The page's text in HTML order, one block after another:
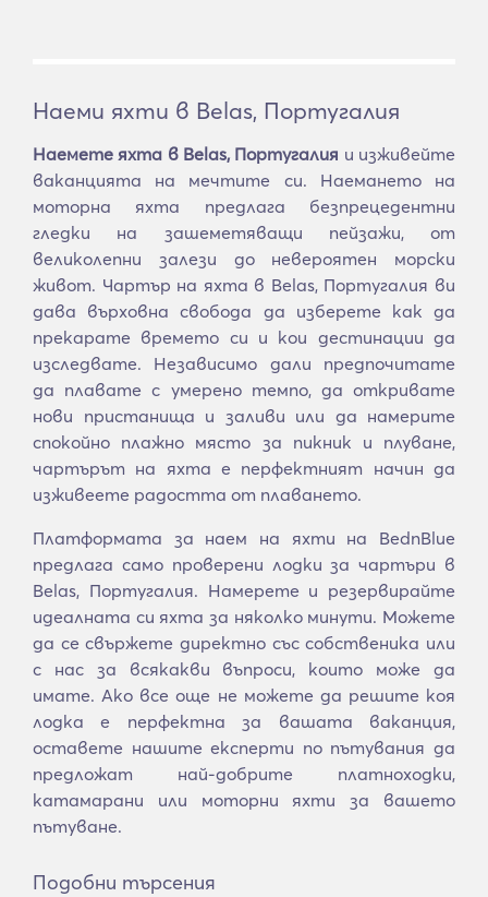
Наеми яхти в Belas, Португалия
Наемете яхта в Belas, Португалия и изживейте
ваканцията на мечтите си. Наемането на
моторна яхта предлага безпрецедентни
гледки на зашеметяващи пейзажи, от
великолепни залези до невероятен морски
живот. Чартър на яхта в Belas, Португалия ви
дава върховна свобода да изберете как да
прекарате времето си и кои дестинации да
изследвате. Независимо дали предпочитате
да плавате с умерено темпо, да откривате
нови пристанища и заливи или да намерите
спокойно плажно място за пикник и плуване,
чартърът на яхта е перфектният начин да
изживеете радостта от плаването.
Платформата за наем на яхти на BednBlue
предлага само проверени лодки за чартъри в
Belas, Португалия. Намерете и резервирайте
идеалната си яхта за няколко минути. Можете
да се свържете директно със собственика или
с нас за всякакви въпроси, които може да
имате. Ако все още не можете да решите коя
лодка е перфектна за вашата ваканция,
оставете нашите експерти по пътувания да
предложат най-добрите платноходки,
катамарани или моторни яхти за вашето
пътуване.
Подобни търсения